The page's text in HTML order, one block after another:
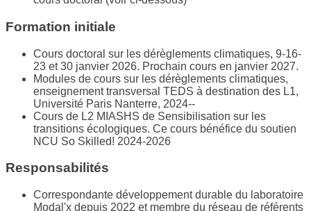
Formation initiale
Cours doctoral sur les dérèglements climatiques, 9-16-
23 et 30 janvier 2026. Prochain cours en janvier 2027.
Modules de cours sur les dérèglements climatiques,
enseignement transversal TEDS à destination des L1,
Université Paris Nanterre, 2024--
Cours de L2 MIASHS de Sensibilisation sur les
transitions écologiques. Ce cours bénéfice du soutien
NCU So Skilled! 2024-2026
Responsabilités
Correspondante développement durable du laboratoire
Modal'x depuis 2022 et membre du réseau de référents